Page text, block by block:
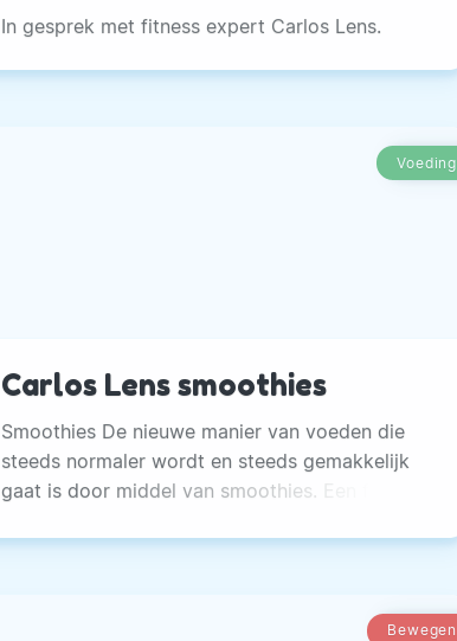
In gesprek met fitness expert Carlos Lens.
Voeding
Carlos Lens smoothies
Smoothies De nieuwe manier van voeden die
steeds normaler wordt en steeds gemakkelijk
gaat is door middel van smoothies. Een fruit-
gemakkelijk.
Bewegen